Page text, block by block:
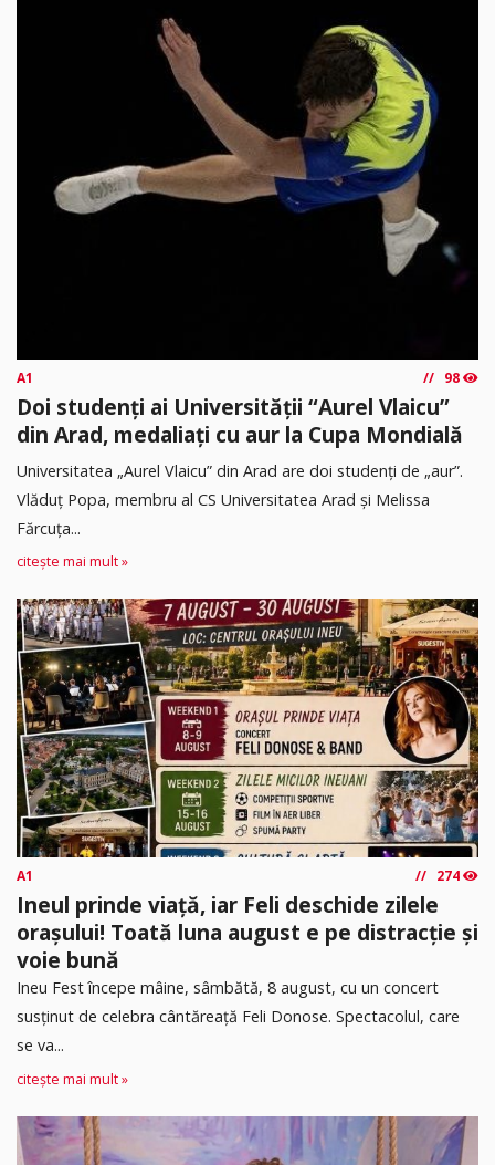
A1 98
Doi studenți ai Universității “Aurel Vlaicu”
din Arad, medaliați cu aur la Cupa Mondială
Universitatea „Aurel Vlaicu” din Arad are doi studenți de „aur”.
Vlăduț Popa, membru al CS Universitatea Arad și Melissa
Fărcuța...
citește mai mult »
A1 274
Ineul prinde viață, iar Feli deschide zilele
orașului! Toată luna august e pe distracție și
voie bună
Ineu Fest începe mâine, sâmbătă, 8 august, cu un concert
susținut de celebra cântăreață Feli Donose. Spectacolul, care
se va...
citește mai mult »